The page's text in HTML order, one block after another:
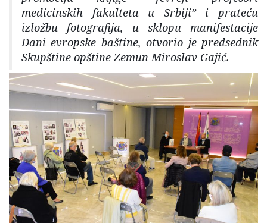
medicinskih fakulteta u Srbiji” i prateću
izložbu fotografija, u sklopu manifestacije
Dani evropske baštine, otvorio je predsednik
Skupštine opštine Zemun Miroslav Gajić.